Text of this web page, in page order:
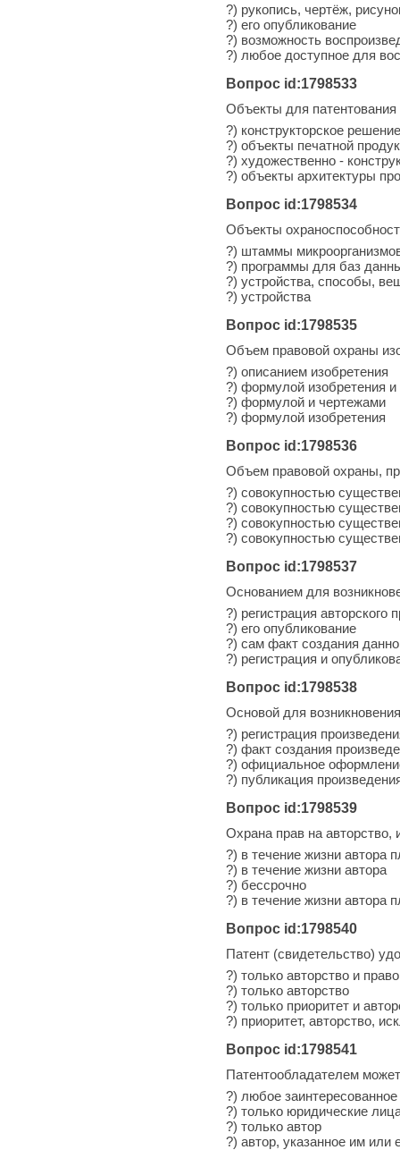
?) рукопись, чертёж,
?) его опубликование
?) возможность
?) любое доступное для
Вопрос id:1798533
Объекты для
?) конструкторское
?) объекты печатной
?) художественно -
?) объекты архитектуры
Вопрос id:1798534
Объекты
?) штаммы
?) программы для баз
?) устройства, способы,
?) устройства
Вопрос id:1798535
Объем правовой охраны
?) описанием изобретения
?) формулой изобретения и
?) формулой и чертежами
?) формулой изобретения
Вопрос id:1798536
Объем правовой охраны,
?) совокупностью
?) совокупностью
?) совокупностью
?) совокупностью
Вопрос id:1798537
Основанием для
?) регистрация авторского
?) его опубликование
?) сам факт создания
?) регистрация и
Вопрос id:1798538
Основой для
?) регистрация
?) факт создания
?) официальное
?) публикация
Вопрос id:1798539
Охрана прав на авторство,
?) в течение жизни автора
?) в течение жизни автора
?) бессрочно
?) в течение жизни автора
Вопрос id:1798540
Патент (свидетельство)
?) только авторство и
?) только авторство
?) только приоритет и
?) приоритет, авторство,
Вопрос id:1798541
Патентообладателем
?) любое
?) только юридические
?) только автор
?) автор, указанное им или